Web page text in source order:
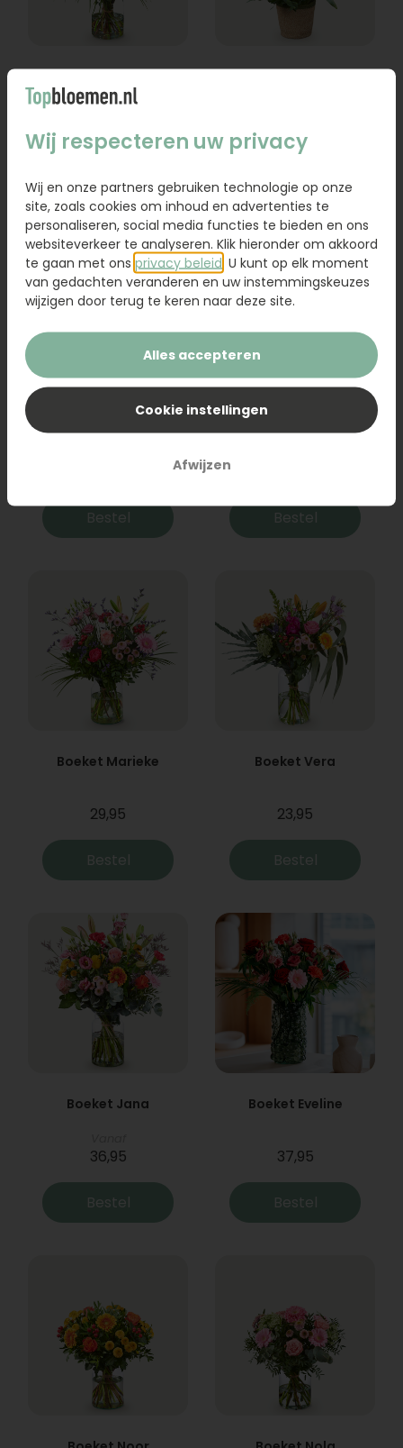
Boeket Raya
Bestel
Sanseveria
Bestel
Boeket Marieke
29,95
Bestel
Boeket Vera
23,95
Bestel
Boeket Jana
36,95
Bestel
Boeket Eveline
37,95
Bestel
Wij respecteren uw privacy
Wij en onze partners gebruiken technologie op onze
site, zoals cookies om inhoud en advertenties te
personaliseren, social media functies te bieden en ons
websiteverkeer te analyseren. Klik hieronder om akkoord
te gaan met ons privacy beleid . U kunt op elk moment
van gedachten veranderen en uw instemmingskeuzes
wijzigen door terug te keren naar deze site.
Alles accepteren
Cookie instellingen
Afwijzen